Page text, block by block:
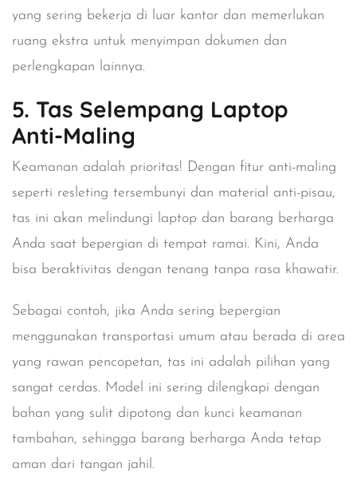
yang sering bekerja di luar kantor dan memerlukan
ruang ekstra untuk menyimpan dokumen dan
perlengkapan lainnya.
5. Tas Selempang Laptop
Anti-Maling
Keamanan adalah prioritas! Dengan fitur anti-maling
seperti resleting tersembunyi dan material anti-pisau,
tas ini akan melindungi laptop dan barang berharga
Anda saat bepergian di tempat ramai. Kini, Anda
bisa beraktivitas dengan tenang tanpa rasa khawatir.
Sebagai contoh, jika Anda sering bepergian
menggunakan transportasi umum atau berada di area
yang rawan pencopetan, tas ini adalah pilihan yang
sangat cerdas. Model ini sering dilengkapi dengan
bahan yang sulit dipotong dan kunci keamanan
tambahan, sehingga barang berharga Anda tetap
aman dari tangan jahil.